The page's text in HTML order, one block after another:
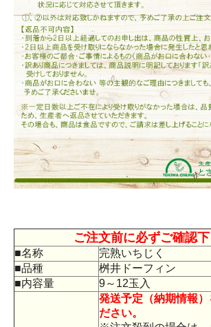
ご注文前に必ずご確認
■名称
完熟いちじく
■品種
桝井ドーフィン
■内容量
9～12玉入
発送予定（納期情報）
ださい。